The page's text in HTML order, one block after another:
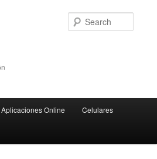
Aplicaciones Online Celulares